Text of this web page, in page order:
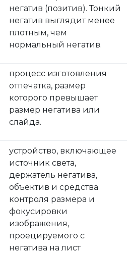
негатив (позитив). Тонкий
негатив выглядит менее
плотным, чем
нормальный негатив.
процесс изготовления
отпечатка, размер
которого превышает
размер негатива или
слайда.
устройство, включающее
источник света,
держатель негатива,
объектив и средства
контроля размера и
фокусировки
изображения,
проецируемого с
негатива на лист